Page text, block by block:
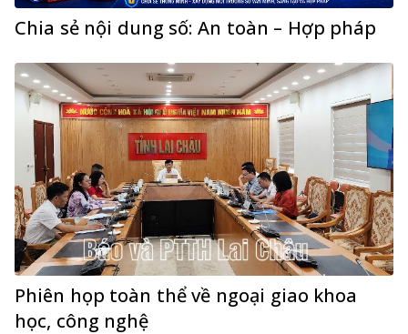
Chia sẻ nội dung số: An toàn – Hợp pháp
Phiên họp toàn thể về ngoại giao khoa
học, công nghệ